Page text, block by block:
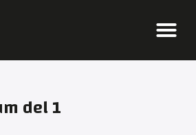
del 1